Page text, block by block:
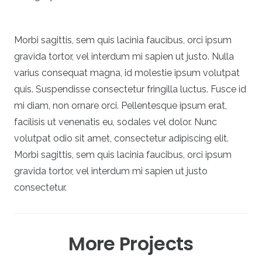
Morbi sagittis, sem quis lacinia faucibus, orci ipsum
gravida tortor, vel interdum mi sapien ut justo. Nulla
varius consequat magna, id molestie ipsum volutpat
quis. Suspendisse consectetur fringilla luctus. Fusce id
mi diam, non ornare orci. Pellentesque ipsum erat,
facilisis ut venenatis eu, sodales vel dolor. Nunc
volutpat odio sit amet, consectetur adipiscing elit.
Morbi sagittis, sem quis lacinia faucibus, orci ipsum
gravida tortor, vel interdum mi sapien ut justo
consectetur.
More Projects